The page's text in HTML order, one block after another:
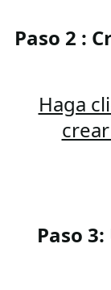
Paso 2 :
Haga
Paso